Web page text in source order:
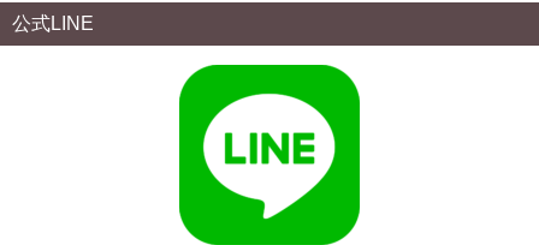
公式LINE